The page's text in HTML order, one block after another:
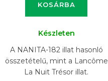
KOSÁRBA
Készleten
A NANITA-182 illat hasonló
összetételű, mint a Lancôme
La Nuit Trésor illat.